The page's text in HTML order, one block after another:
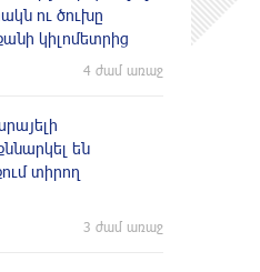
ու ծուխը
կիլոմետրից
4 ժամ առաջ
են
տիրող
3 ժամ առաջ